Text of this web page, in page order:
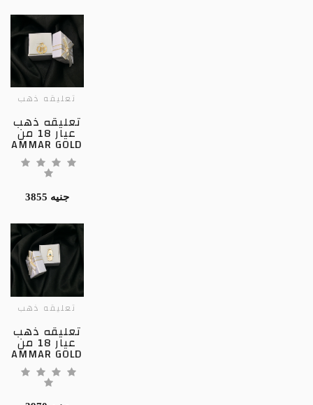
تعليقه ذهب
تعليقه ذهب
عيار 18 من
AMMAR GOLD
3855 جنيه
تعليقه ذهب
تعليقه ذهب
عيار 18 من
AMMAR GOLD